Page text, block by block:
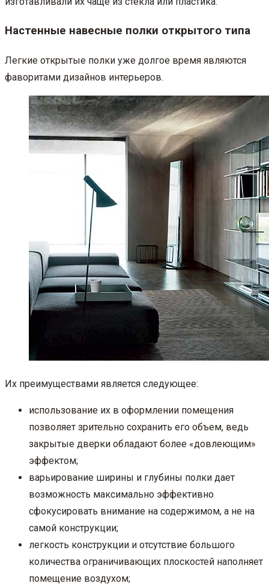
Настенные навесные полки открытого типа
Легкие открытые полки уже долгое время являются
фаворитами дизайнов интерьеров.
Их преимуществами является следующее:
использование их в оформлении помещения
позволяет зрительно сохранить его объем, ведь
закрытые дверки обладают более «довлеющим»
эффектом;
варьирование ширины и глубины полки дает
возможность максимально эффективно
сфокусировать внимание на содержимом, а не на
самой конструкции;
легкость конструкции и отсутствие большого
количества ограничивающих плоскостей наполняет
помещение воздухом;